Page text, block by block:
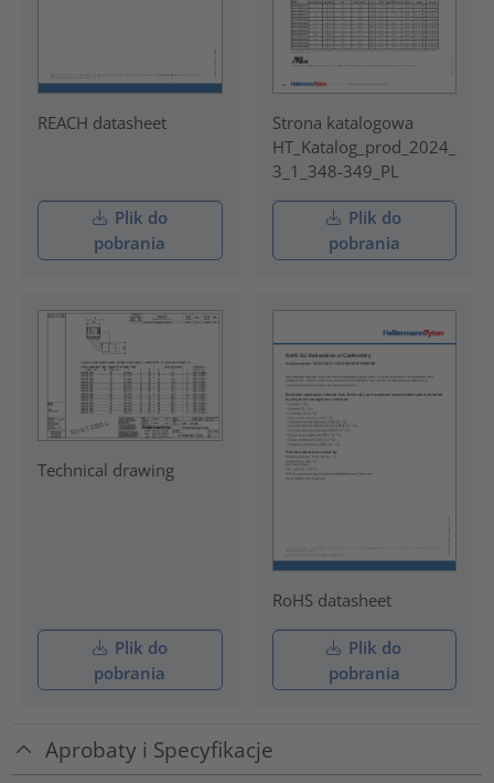
REACH datasheet
Plik do
pobrania
Strona katalogowa
HT_Katalog_prod_2024_
3_1_348-349_PL
Plik do
pobrania
Technical drawing
Plik do
pobrania
RoHS datasheet
Plik do
pobrania
Aprobaty i Specyfikacje